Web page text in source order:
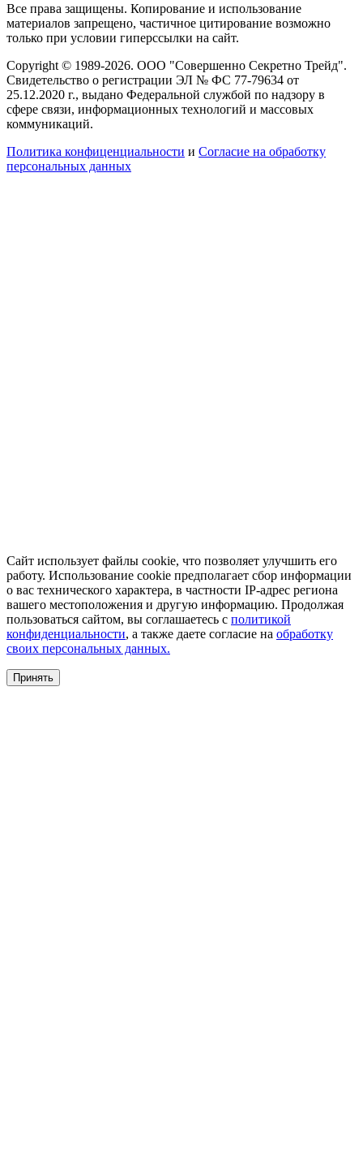
Все права защищены. Копирование и использование
материалов запрещено, частичное цитирование возможно
только при условии гиперссылки на сайт.
Copyright © 1989-2026. ООО "Совершенно Секретно Трейд".
Свидетельство о регистрации ЭЛ № ФС 77-79634 от
25.12.2020 г., выдано Федеральной службой по надзору в
сфере связи, информационных технологий и массовых
коммуникаций.
Политика конфиценциальности и Согласие на обработку
персональных данных
Сайт использует файлы cookie, что позволяет улучшить его
работу. Использование cookie предполагает сбор информации
о вас технического характера, в частности IP-адрес региона
вашего местоположения и другую информацию. Продолжая
пользоваться сайтом, вы соглашаетесь с политикой
конфиденциальности, а также даете согласие на обработку
своих персональных данных.
Принять